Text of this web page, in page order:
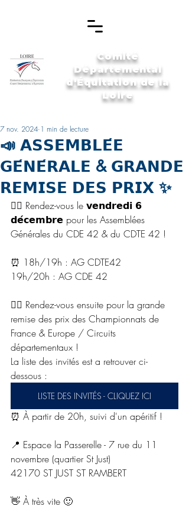
Comité
Départemental
d'Équitation de la
Loire
📣 𝗔𝗦𝗦𝗘𝗠𝗕𝗟𝗘́𝗘
𝗚𝗘́𝗡𝗘́𝗥𝗔𝗟𝗘 & 𝗚𝗥𝗔𝗡𝗗𝗘
𝗥𝗘𝗠𝗜𝗦𝗘 𝗗𝗘𝗦 𝗣𝗥𝗜𝗫 ✨
7 nov. 2024 1 min de lecture
👉🏼 Rendez-vous le 𝘃𝗲𝗻𝗱𝗿𝗲𝗱𝗶 𝟲
𝗱𝗲́𝗰𝗲𝗺𝗯𝗿𝗲 pour les Assemblées
Générales du CDE 42 & du CDTE 42 !
⏰ 18h/19h : AG CDTE42
19h/20h : AG CDE 42
👉🏼 Rendez-vous ensuite pour la grande
remise des prix des Championnats de
France & Europe / Circuits
départementaux !
La liste des invités est a retrouver ci-
dessous :
LISTE DES INVITÉS - CLIQUEZ ICI
⏰ À partir de 20h, suivi d'un apéritif !
📍 Espace la Passerelle - 7 rue du 11
novembre (quartier St Just)
42170 ST JUST ST RAMBERT
👋 À très vite 🙂